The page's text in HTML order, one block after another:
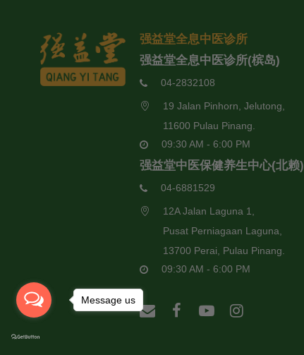
强益堂全息中医诊所
强益堂全息中医诊所(槟岛)
04-2832108
19 Jalan Pinhorn, Jelutong,
11600 Pulau Pinang.
09:30 AM - 6:00 PM
强益堂中医保健养生中心(北赖)
04-6881529
12A Jalan Laguna 1,
Pusat Perniagaan Laguna,
13700 Perai, Pulau Pinang.
09:30 AM - 6:00 PM
Message us